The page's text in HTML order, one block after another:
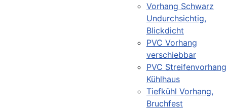
Vorhang Schwarz
Undurchsichtig,
Blickdicht
PVC Vorhang
verschiebbar
PVC Streifenvorhang
Kühlhaus
Tiefkühl Vorhang,
Bruchfest